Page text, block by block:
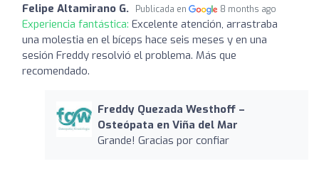
Felipe Altamirano G. Publicada en 8 months ago
Experiencia fantástica: Excelente atención, arrastraba
una molestia en el bíceps hace seis meses y en una
sesión Freddy resolvió el problema. Más que
recomendado.
Freddy Quezada Westhoff –
Osteópata en Viña del Mar
Grande! Gracias por confiar